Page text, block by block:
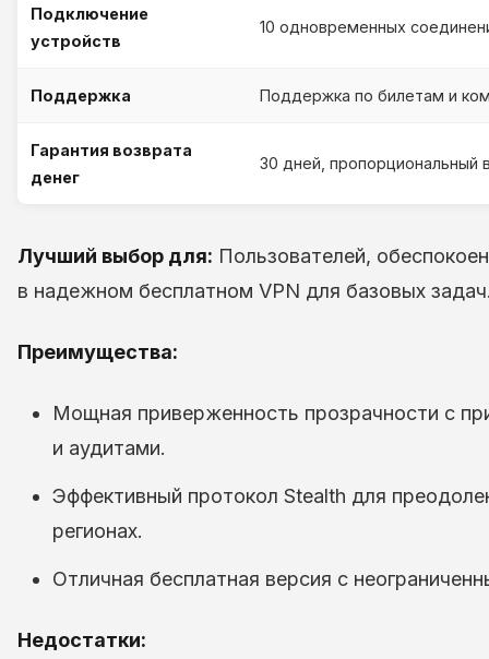
Подключение
устройств
10 одновременных
Поддержка Поддержка по билетам и
Гарантия возврата
денег
30 дней, пропорциональный
Лучший выбор для: Пользователей,
в надежном бесплатном VPN для базовых
Преимущества:
Мощная приверженность прозрачности с
и аудитами.
Эффективный протокол Stealth для
регионах.
Отличная бесплатная версия с
Недостатки: